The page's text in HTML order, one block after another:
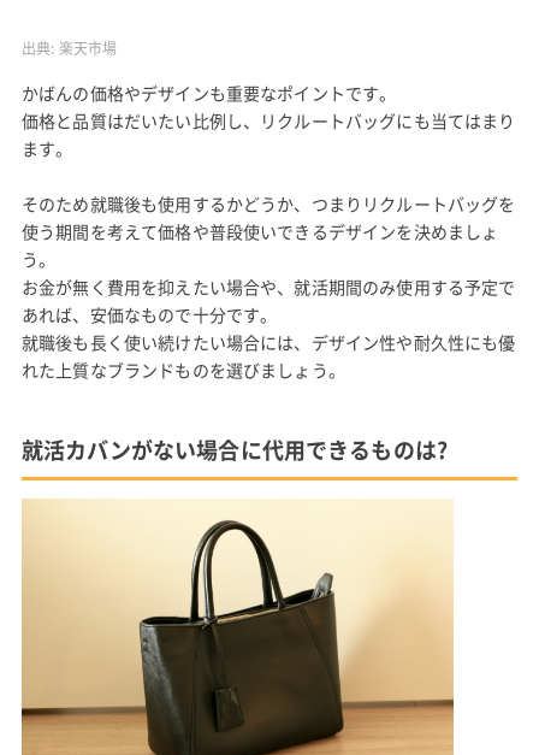
出典: 楽天市場
かばんの価格やデザインも重要なポイントです。
価格と品質はだいたい比例し、リクルートバッグにも当てはまり
ます。
そのため就職後も使用するかどうか、つまりリクルートバッグを
使う期間を考えて価格や普段使いできるデザインを決めましょ
う。
お金が無く費用を抑えたい場合や、就活期間のみ使用する予定で
あれば、安価なもので十分です。
就職後も長く使い続けたい場合には、デザイン性や耐久性にも優
れた上質なブランドものを選びましょう。
就活カバンがない場合に代用できるものは?